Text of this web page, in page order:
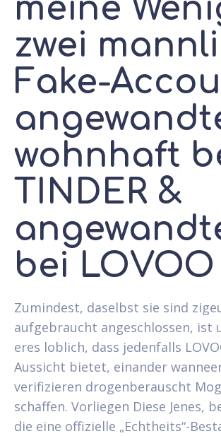
meine
zwei
Fake-
wohnhaft
TINDER &
bei LOVOO
Zumindest, daselbst sie sind
aufgebraucht angeschlossen, ist
eres loblich, dass jedenfalls
Aussicht bietet, einander
verifizieren drogenberauscht
schaffen. Vorliegen Diese Jenes,
die eine offizielle „Echtheits“-